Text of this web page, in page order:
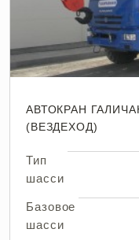
АВТОКРАН
(ВЕЗДЕХОД)
Тип
шасси
Базовое
шасси